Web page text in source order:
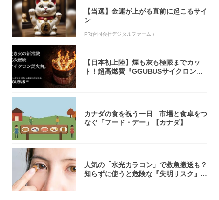
【当選】金運が上がる直前に起こるサイ
ン
PR(合同会社デジタルファーム )
【日本初上陸】煙も灰も極限までカッ
ト！超高燃費『GGUBUSサイクロン焚
カナダの食を祝う一日 市場と食卓をつ
なぐ「フード・デー」【カナダ】
人気の「水光カラコン」で救急搬送も？
知らずに使うと危険な『失明リスク』と